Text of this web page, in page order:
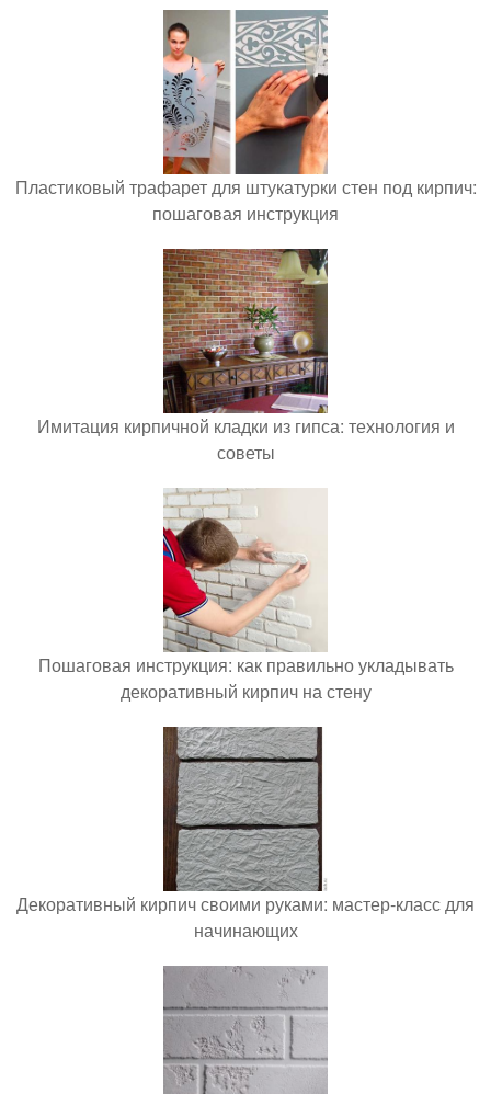
Пластиковый трафарет для штукатурки стен под кирпич:
пошаговая инструкция
Имитация кирпичной кладки из гипса: технология и
советы
Пошаговая инструкция: как правильно укладывать
декоративный кирпич на стену
Декоративный кирпич своими руками: мастер-класс для
начинающих